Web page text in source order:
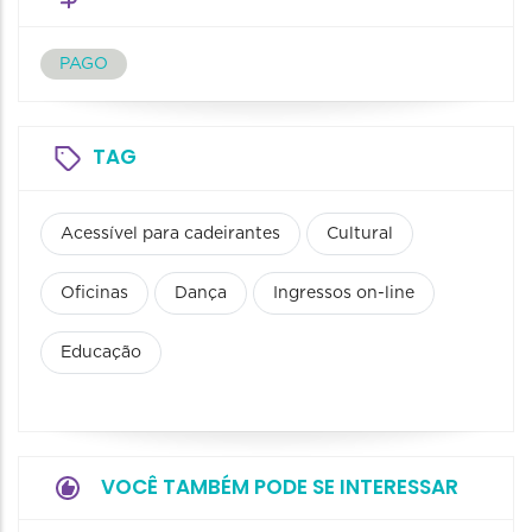
PAGO
TAG
Acessível para cadeirantes Cultural
Oficinas Dança Ingressos on-line
Educação
VOCÊ TAMBÉM PODE SE INTERESSAR